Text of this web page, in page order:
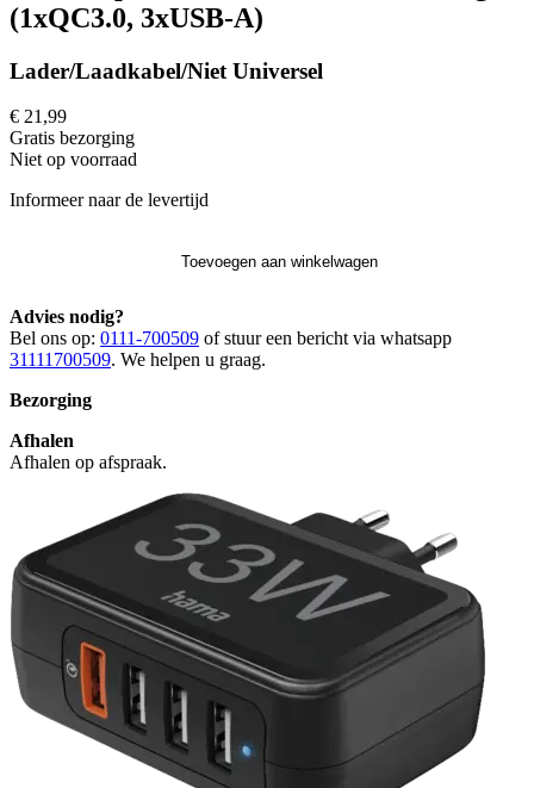
(1xQC3.0, 3xUSB-A)
Lader/Laadkabel/Niet Universel
€ 21,99
Gratis bezorging
Niet op voorraad
Informeer naar de levertijd
Toevoegen aan winkelwagen
Advies nodig?
Bel ons op: 0111-700509 of stuur een bericht via whatsapp
31111700509. We helpen u graag.
Bezorging
Afhalen
Afhalen op afspraak.